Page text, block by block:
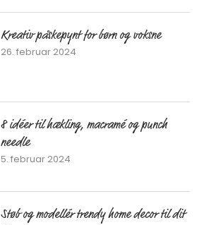
Kreativ påskepynt for børn og voksne
26. februar 2024
8 idéer til hækling, macramé og punch
needle
5. februar 2024
Støb og modellér trendy home decor til dit